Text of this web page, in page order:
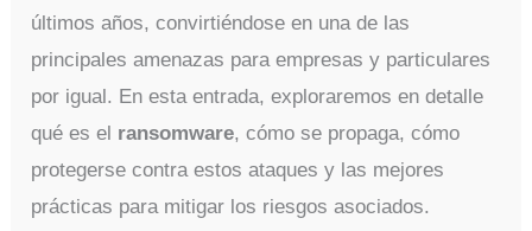
últimos años, convirtiéndose en una de las
principales amenazas para empresas y particulares
por igual. En esta entrada, exploraremos en detalle
qué es el ransomware, cómo se propaga, cómo
protegerse contra estos ataques y las mejores
prácticas para mitigar los riesgos asociados.